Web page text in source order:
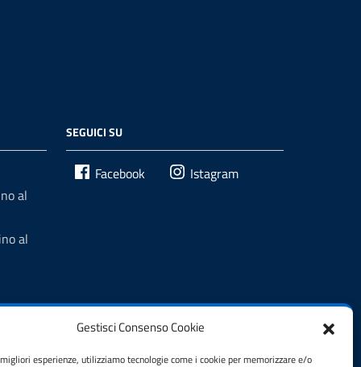
Gestisci Consenso Cookie
esperienze, utilizziamo tecnologie come i cookie per memorizzare e/o
al
al
SEGUICI SU
Facebook Istagram